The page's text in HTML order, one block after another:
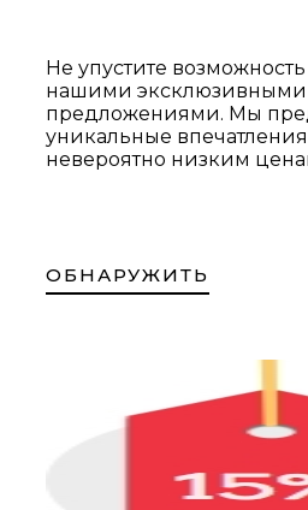
Не упустите
нашими эксклюзивными
предложениями. Мы
уникальные
невероятно низким
ОБНАРУЖИТЬ